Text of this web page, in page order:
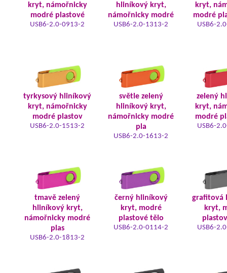
kryt, námořnicky
modré plastové
USB6-2.0-0913-2
hliníkový kryt,
námořnicky modré
USB6-2.0-1313-2
kryt,
modré
USB6-
tyrkysový hliníkový
kryt, námořnicky
modré plastov
USB6-2.0-1513-2
světle zelený
hliníkový kryt,
námořnicky modré
pla
USB6-2.0-1613-2
zelený
kryt,
modré
USB6-
tmavě zelený
hliníkový kryt,
námořnicky modré
plas
USB6-2.0-1813-2
černý hliníkový
kryt, modré
plastové tělo
USB6-2.0-0114-2
grafitová
kryt,
USB6-